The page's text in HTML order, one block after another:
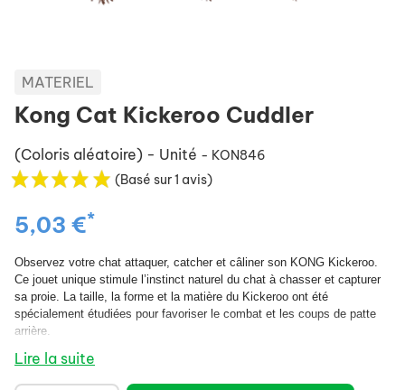
MATERIEL
Kong Cat Kickeroo Cuddler
(Coloris aléatoire) - Unité - KON846
(Basé sur 1 avis)
5,03 €*
Observez votre chat attaquer, catcher et câliner son KONG Kickeroo.
Ce jouet unique stimule l’instinct naturel du chat à chasser et capturer
sa proie. La taille, la forme et la matière du Kickeroo ont été
spécialement étudiées pour favoriser le combat et les coups de patte
arrière.
l’herbe à chat d’origine nord-américaine au parfum puissant
généreusement incorporée pour inciter encore plus à jouer. Ne soyez
Lire la suite